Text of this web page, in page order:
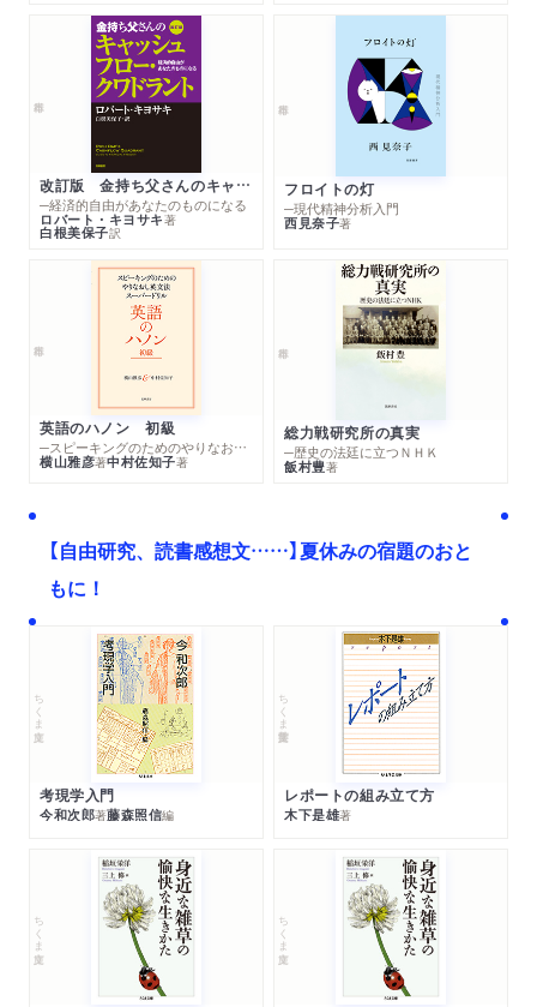
改訂版 金持ち父さんのキャッシュフロー・クワドラント
─経済的自由があなたのものになる
ロバート・キヨサキ著
白根美保子訳
フロイトの灯
─現代精神分析入門
西見奈子著
英語のハノン 初級
─スピーキングのためのやりなおし英文法スーパードリル
横山雅彦著中村佐知子著
総力戦研究所の真実
─歴史の法廷に立つＮＨＫ
飯村豊著
【自由研究、読書感想文……】夏休みの宿題のおと
もに！
ちくま文庫
考現学入門
今和次郎著藤森照信編
ちくま学芸文庫
レポートの組み立て方
木下是雄著
ちくま文庫 ちくま文庫